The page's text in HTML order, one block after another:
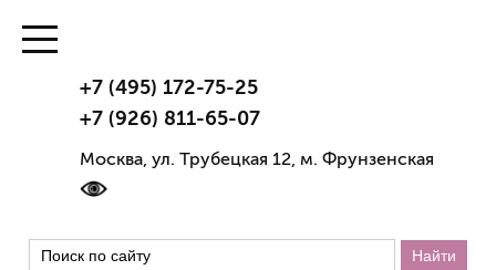
+7 (495) 172-75-25
+7 (926) 811-65-07
Москва, ул. Трубецкая 12, м. Фрунзенская